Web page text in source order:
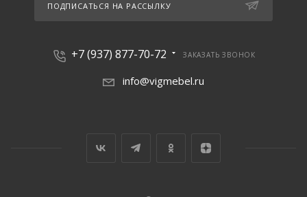
ПОДПИСАТЬСЯ НА РАССЫЛКУ
+7 (937) 877-70-72 ЗАКАЗАТЬ ЗВОНОК
info@vigmebel.ru